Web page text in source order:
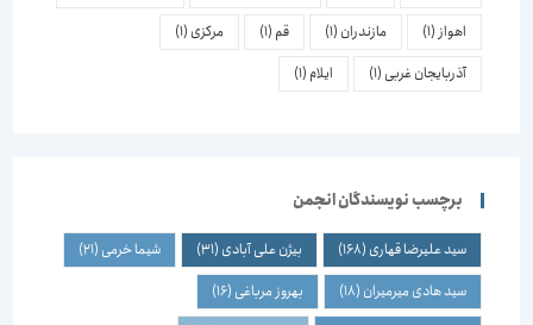
اهواز(1) مازندران(1)
(1) مرکزی(1)
آذربایجان غربی(1) ایلام(1)
برچسب نویسندگان انجمن
سید علیرضا قهاری(168) بیژن علی آبادی(31) شیما خرمی(21)
سید هادی میرمیران(18) بهروز مرباغی(16)